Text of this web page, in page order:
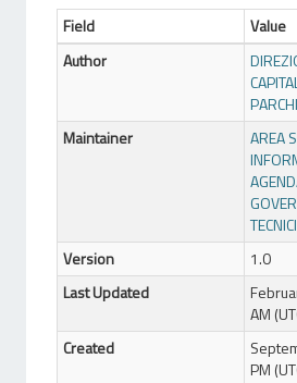
Field
Value
Author
Maintainer
AREA
Version
1.0
Last Updated
AM
Created
PM